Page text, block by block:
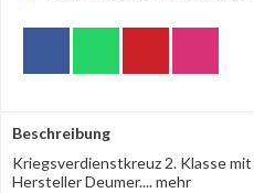
Beschreibung
Kriegsverdienstkreuz 2. Klasse
Hersteller Deumer....mehr